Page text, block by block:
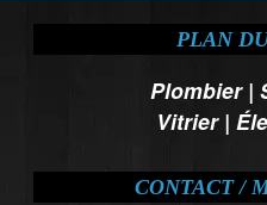
PLAN
Plombier|
Vitrier|
CONTACT /